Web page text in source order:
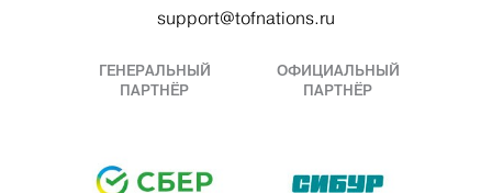
support@tofnations.ru
ГЕНЕРАЛЬНЫЙ
ПАРТНЁР
ОФИЦИАЛЬНЫЙ
ПАРТНЁР